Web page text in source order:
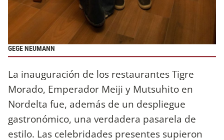
GEGE NEUMANN
La inauguración de los restaurantes Tigre
Morado, Emperador Meiji y Mutsuhito en
Nordelta fue, además de un despliegue
gastronómico, una verdadera pasarela de
estilo. Las celebridades presentes supieron